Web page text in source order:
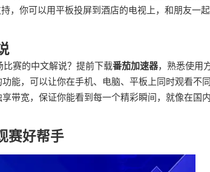
，你可以用平板投屏到酒店的电视上，和朋友一
赛的中文解说？提前下载番茄加速器，熟悉使用
能，可以让你在手机、电脑、平板上同时观看不同
带宽，保证你能看到每一个精彩瞬间，就像在国
赛好帮手